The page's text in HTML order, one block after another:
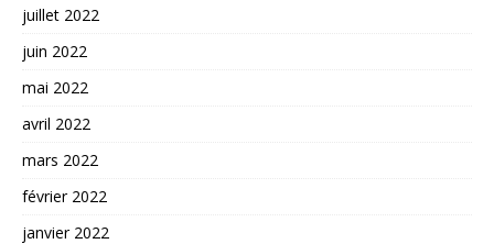
juillet 2022
juin 2022
mai 2022
avril 2022
mars 2022
février 2022
janvier 2022